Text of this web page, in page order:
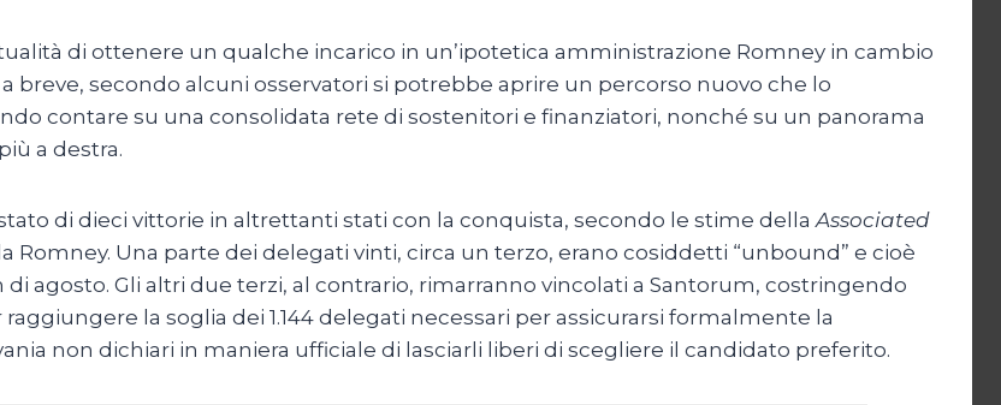
di ottenere un qualche incarico in un’ipotetica amministrazione Romney in cambio
breve, secondo alcuni osservatori si potrebbe aprire un percorso nuovo che lo
contare su una consolidata rete di sostenitori e finanziatori, nonché su un panorama
a destra.
di dieci vittorie in altrettanti stati con la conquista, secondo le stime della Associated
Romney. Una parte dei delegati vinti, circa un terzo, erano cosiddetti “unbound” e cioè
agosto. Gli altri due terzi, al contrario, rimarranno vincolati a Santorum, costringendo
la soglia dei 1.144 delegati necessari per assicurarsi formalmente la
non dichiari in maniera ufficiale di lasciarli liberi di scegliere il candidato preferito.